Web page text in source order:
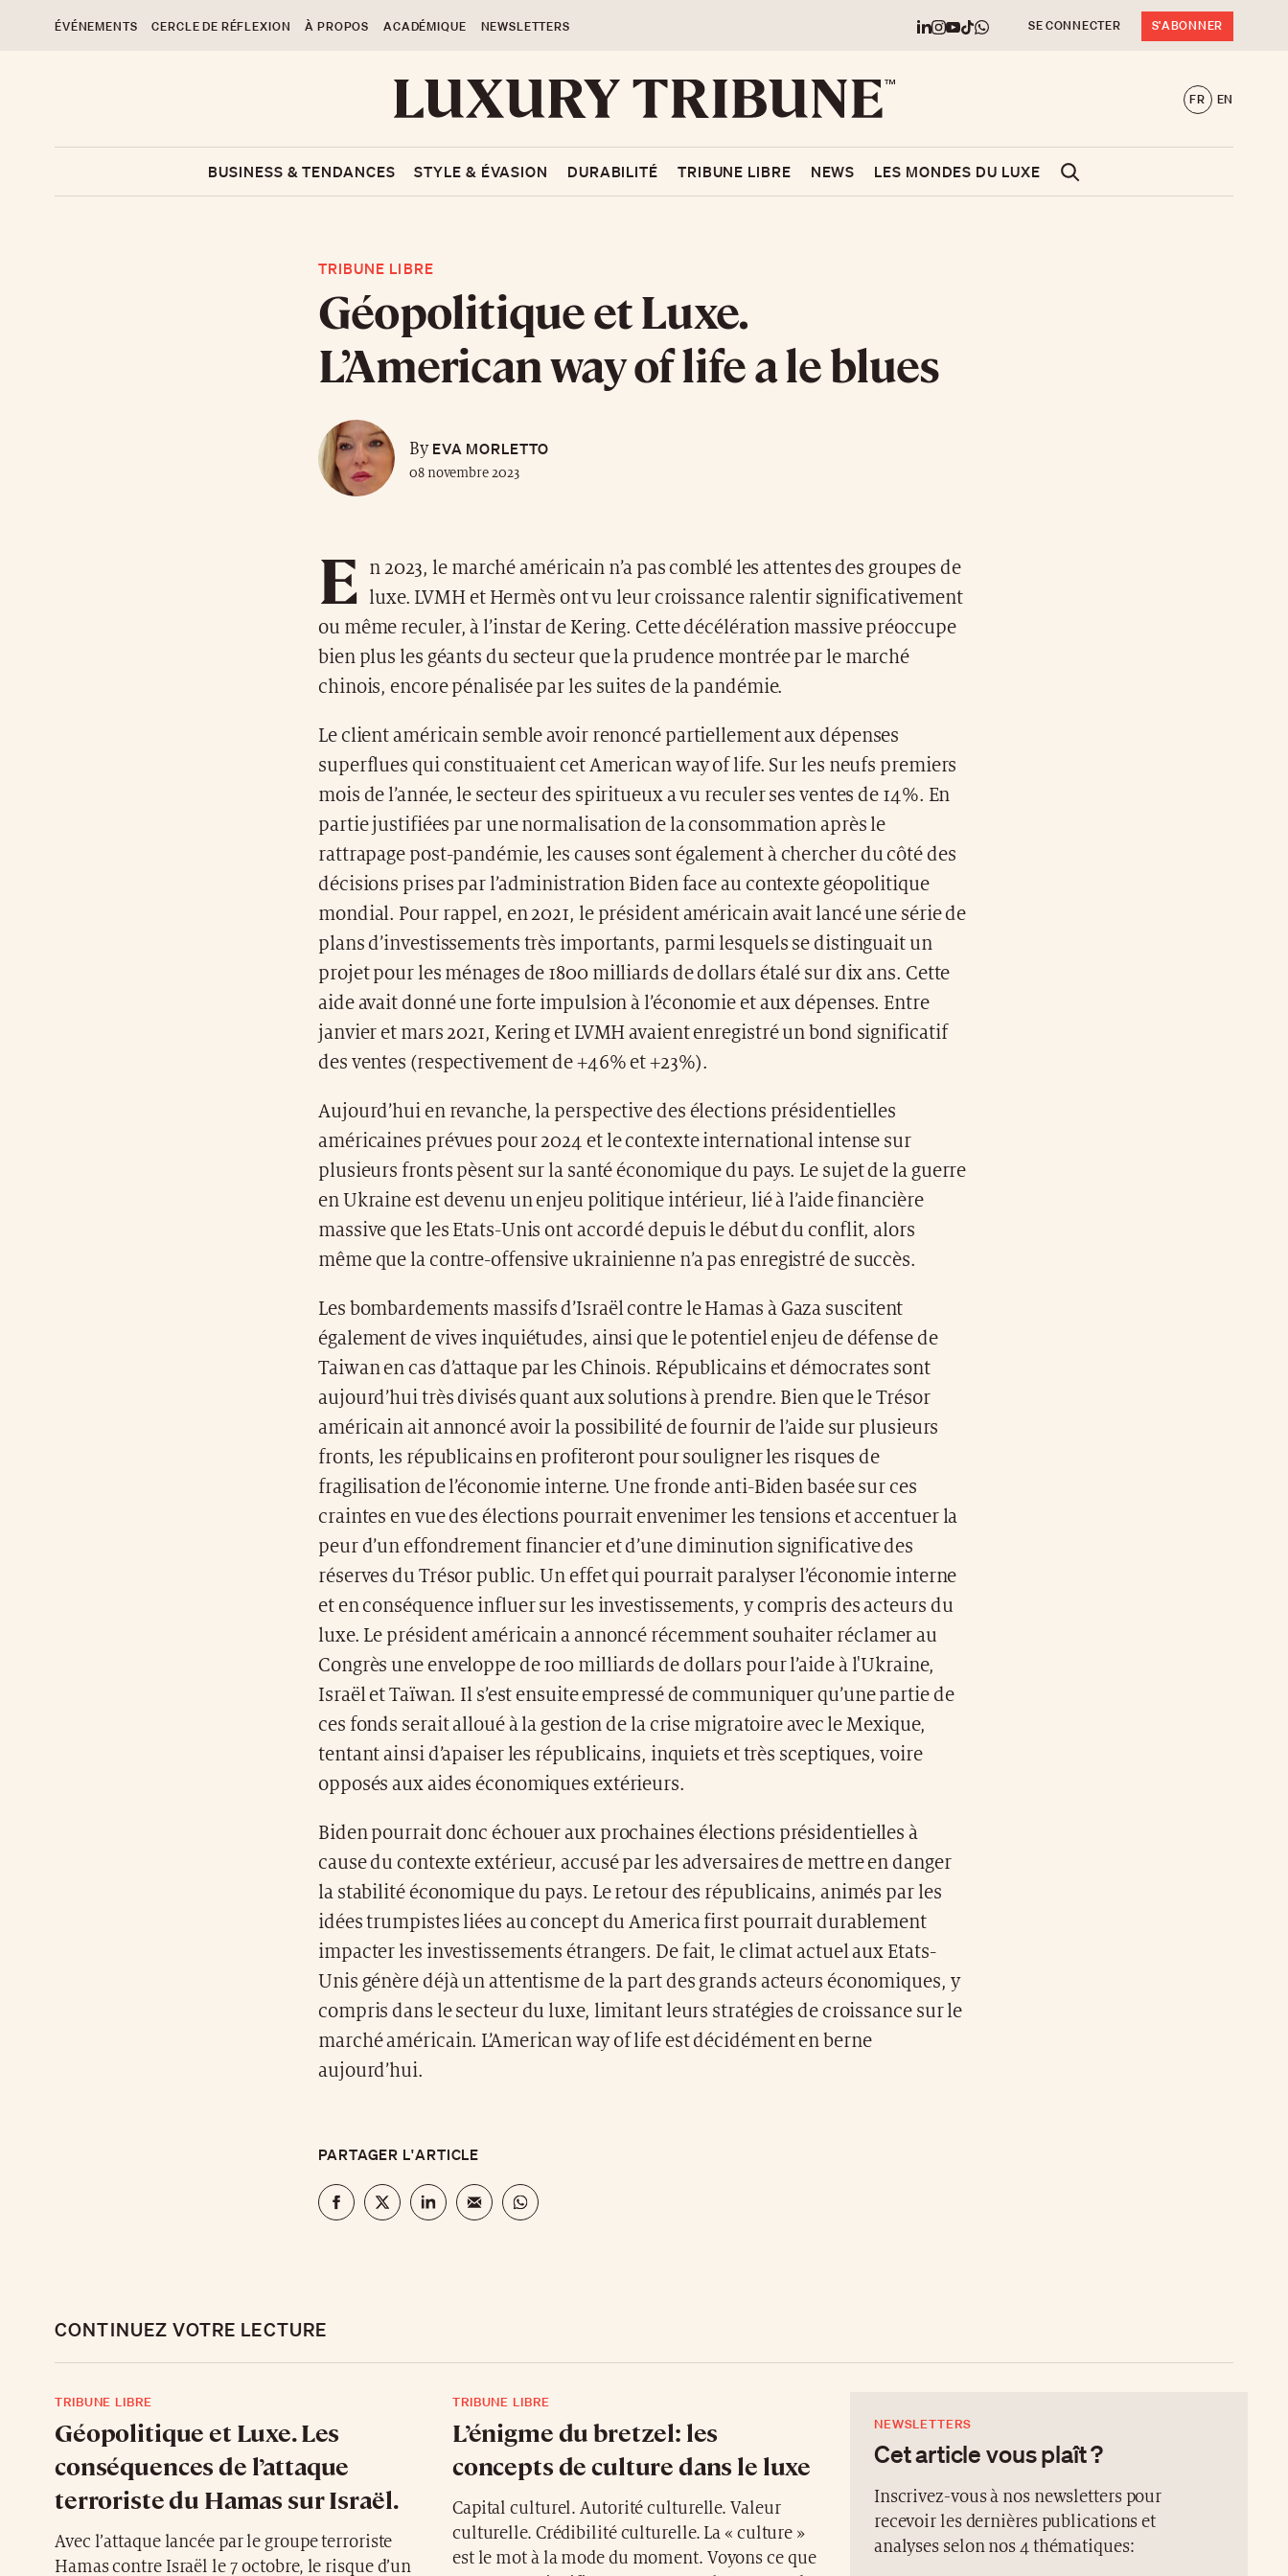
ÉVÉNEMENTS CERCLE DE RÉFLEXION À PROPOS ACADÉMIQUE NEWSLETTERS SE CONNECTER S'ABONNER
FR EN
BUSINESS & TENDANCES STYLE & ÉVASION DURABILITÉ TRIBUNE LIBRE NEWS LES MONDES DU LUXE
TRIBUNE LIBRE
Géopolitique et Luxe.
L’American way of life a le blues
ByEVA MORLETTO
08 novembre 2023
E
n 2023, le marché américain n’a pas comblé les attentes des groupes de
luxe. LVMH et Hermès ont vu leur croissance ralentir significativement
ou même reculer, à l’instar de Kering. Cette décélération massive préoccupe
bien plus les géants du secteur que la prudence montrée par le marché
chinois, encore pénalisée par les suites de la pandémie.
Le client américain semble avoir renoncé partiellement aux dépenses
superflues qui constituaient cet American way of life. Sur les neufs premiers
mois de l’année, le secteur des spiritueux a vu reculer ses ventes de 14%. En
partie justifiées par une normalisation de la consommation après le
rattrapage post-pandémie, les causes sont également à chercher du côté des
décisions prises par l’administration Biden face au contexte géopolitique
mondial. Pour rappel, en 2021, le président américain avait lancé une série de
plans d’investissements très importants, parmi lesquels se distinguait un
projet pour les ménages de 1800 milliards de dollars étalé sur dix ans. Cette
aide avait donné une forte impulsion à l’économie et aux dépenses. Entre
janvier et mars 2021, Kering et LVMH avaient enregistré un bond significatif
des ventes (respectivement de +46% et +23%).
Aujourd’hui en revanche, la perspective des élections présidentielles
américaines prévues pour 2024 et le contexte international intense sur
plusieurs fronts pèsent sur la santé économique du pays. Le sujet de la guerre
en Ukraine est devenu un enjeu politique intérieur, lié à l’aide financière
massive que les Etats-Unis ont accordé depuis le début du conflit, alors
même que la contre-offensive ukrainienne n’a pas enregistré de succès.
Les bombardements massifs d’Israël contre le Hamas à Gaza suscitent
également de vives inquiétudes, ainsi que le potentiel enjeu de défense de
Taiwan en cas d’attaque par les Chinois. Républicains et démocrates sont
aujourd’hui très divisés quant aux solutions à prendre. Bien que le Trésor
américain ait annoncé avoir la possibilité de fournir de l’aide sur plusieurs
fronts, les républicains en profiteront pour souligner les risques de
fragilisation de l’économie interne. Une fronde anti-Biden basée sur ces
craintes en vue des élections pourrait envenimer les tensions et accentuer la
peur d’un effondrement financier et d’une diminution significative des
réserves du Trésor public. Un effet qui pourrait paralyser l’économie interne
et en conséquence influer sur les investissements, y compris des acteurs du
luxe. Le président américain a annoncé récemment souhaiter réclamer au
Congrès une enveloppe de 100 milliards de dollars pour l’aide à l'Ukraine,
Israël et Taïwan. Il s’est ensuite empressé de communiquer qu’une partie de
ces fonds serait alloué à la gestion de la crise migratoire avec le Mexique,
tentant ainsi d’apaiser les républicains, inquiets et très sceptiques, voire
opposés aux aides économiques extérieurs.
Biden pourrait donc échouer aux prochaines élections présidentielles à
cause du contexte extérieur, accusé par les adversaires de mettre en danger
la stabilité économique du pays. Le retour des républicains, animés par les
idées trumpistes liées au concept du America first pourrait durablement
impacter les investissements étrangers. De fait, le climat actuel aux Etats-
Unis génère déjà un attentisme de la part des grands acteurs économiques, y
compris dans le secteur du luxe, limitant leurs stratégies de croissance sur le
marché américain. L’American way of life est décidément en berne
aujourd’hui.
PARTAGER L'ARTICLE
CONTINUEZ VOTRE LECTURE
TRIBUNE LIBRE
Géopolitique et Luxe. Les
conséquences de l’attaque
terroriste du Hamas sur Israël.
Avec l’attaque lancée par le groupe terroriste
Hamas contre Israël le 7 octobre, le risque d’un
TRIBUNE LIBRE
L’énigme du bretzel: les
concepts de culture dans le luxe
Capital culturel. Autorité culturelle. Valeur
culturelle. Crédibilité culturelle. La « culture »
est le mot à la mode du moment. Voyons ce que
NEWSLETTERS
Cet article vous plaît ?
Inscrivez-vous à nos newsletters pour
recevoir les dernières publications et
analyses selon nos 4 thématiques: